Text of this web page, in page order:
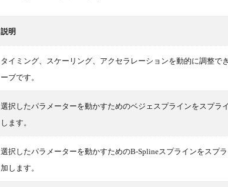
説明
タイミング、スケーリング、アクセラレーションを動的に調整で
ーブです。
選択したパラメーターを動かすためのベジェスプラインをスプラ
します。
選択したパラメーターを動かすためのB-Splineスプラインをスプ
加します。